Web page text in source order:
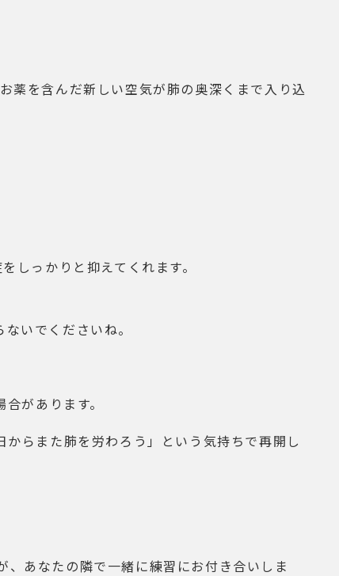
薬を含んだ新しい空気が肺の奥深くまで入り込
しっかりと抑えてくれます。
いでくださいね。
があります。
らまた肺を労わろう」という気持ちで再開し
あなたの隣で一緒に練習にお付き合いしま